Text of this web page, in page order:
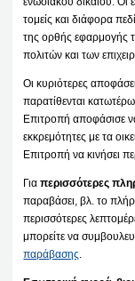
τομείς και διάφορα
της ορθής εφαρμογής
πολιτών και των
Οι κυριότερες
παρατίθενται
Επιτροπή αποφάσισε
εκκρεμότητες με τα
Επιτροπή να κινήσει
Γιαπερισσότερες
παραβάσει, βλ. το
περισσότερες
μπορείτε να
παράβασης.